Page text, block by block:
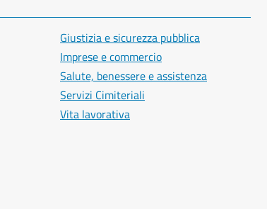
Giustizia e sicurezza pubblica
Imprese e commercio
Salute, benessere e assistenza
Servizi Cimiteriali
Vita lavorativa